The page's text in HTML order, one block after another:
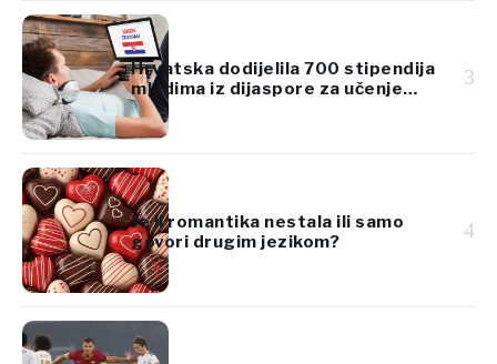
Hrvatska dodijelila 700 stipendija
mladima iz dijaspore za učenje
hrvatskog jezika
3
Je li romantika nestala ili samo
govori drugim jezikom?
4